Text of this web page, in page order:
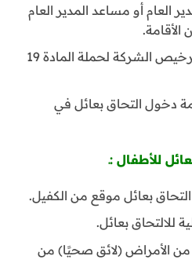
العام أو مساعد المدير العام
تقديم صورة عن عقد أو ترخيص الشركة لحملة المادة 19
دخول التحاق بعائل في
بعائل موقع من الكفيل.
للالتحاق بعائل.
الأمراض (لائق صحيًا) من